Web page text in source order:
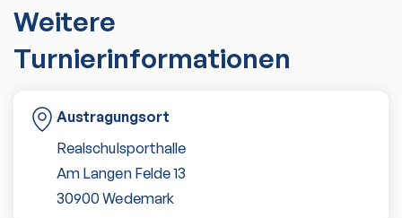
Weitere
Turnierinformationen
Austragungsort
Realschulsporthalle
Am Langen Felde 13
30900 Wedemark